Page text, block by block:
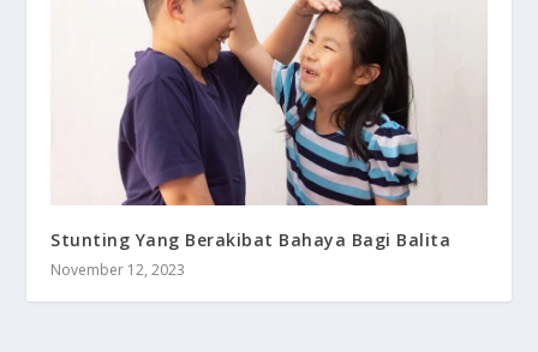
Stunting Yang Berakibat Bahaya Bagi Balita
November 12, 2023